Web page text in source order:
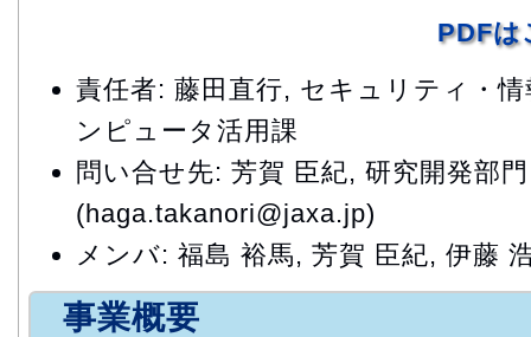
PDFは
責任者: 藤田直行, セキュリティ・
ンピュータ活用課
問い合せ先: 芳賀 臣紀, 研究開発部
(haga.takanori@jaxa.jp)
メンバ: 福島 裕馬, 芳賀 臣紀, 伊藤
事業概要